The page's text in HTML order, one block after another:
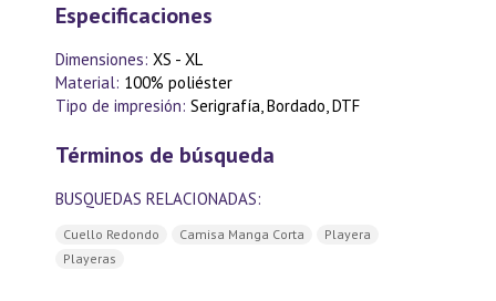
Especificaciones
Dimensiones: XS - XL
Material: 100% poliéster
Tipo de impresión: Serigrafía, Bordado, DTF
Términos de búsqueda
BUSQUEDAS RELACIONADAS:
Cuello Redondo Camisa Manga Corta
Playera
Playeras